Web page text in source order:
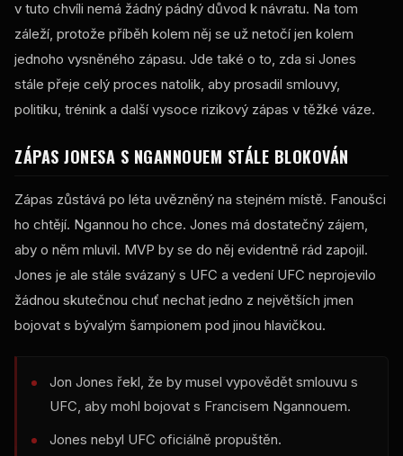
v tuto chvíli nemá žádný pádný důvod k návratu. Na tom
záleží, protože příběh kolem něj se už netočí jen kolem
jednoho vysněného zápasu. Jde také o to, zda si Jones
stále přeje celý proces natolik, aby prosadil smlouvy,
politiku, trénink a další vysoce rizikový zápas v těžké váze.
ZÁPAS JONESA S NGANNOUEM STÁLE BLOKOVÁN
Zápas zůstává po léta uvězněný na stejném místě. Fanoušci
ho chtějí. Ngannou ho chce. Jones má dostatečný zájem,
aby o něm mluvil. MVP by se do něj evidentně rád zapojil.
Jones je ale stále svázaný s UFC a vedení UFC neprojevilo
žádnou skutečnou chuť nechat jedno z největších jmen
bojovat s bývalým šampionem pod jinou hlavičkou.
Jon Jones řekl, že by musel vypovědět smlouvu s
UFC, aby mohl bojovat s Francisem Ngannouem.
Jones nebyl UFC oficiálně propuštěn.